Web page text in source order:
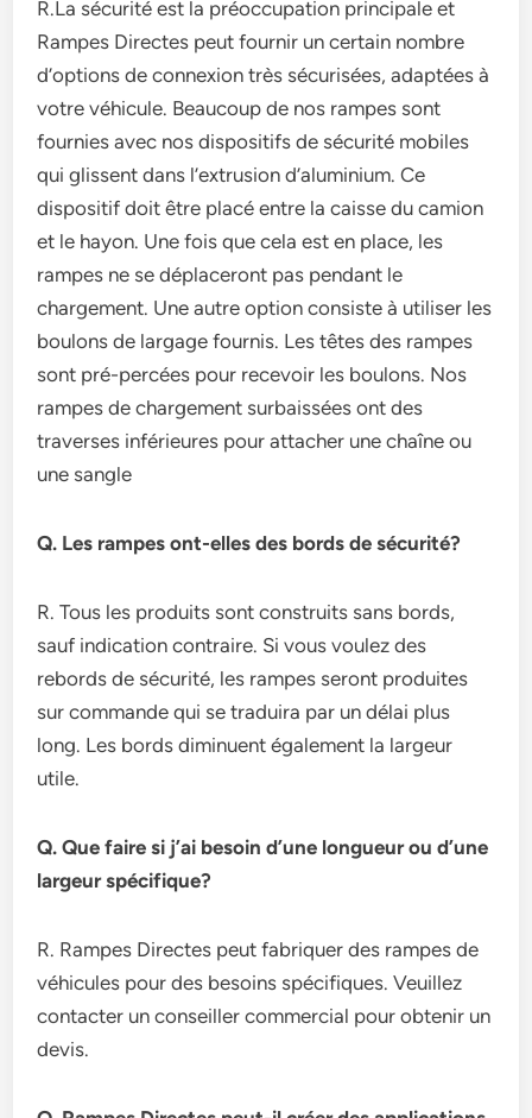
R.La sécurité est la préoccupation principale et
Rampes Directes peut fournir un certain nombre
d’options de connexion très sécurisées, adaptées à
votre véhicule. Beaucoup de nos rampes sont
fournies avec nos dispositifs de sécurité mobiles
qui glissent dans l’extrusion d’aluminium. Ce
dispositif doit être placé entre la caisse du camion
et le hayon. Une fois que cela est en place, les
rampes ne se déplaceront pas pendant le
chargement. Une autre option consiste à utiliser les
boulons de largage fournis. Les têtes des rampes
sont pré-percées pour recevoir les boulons. Nos
rampes de chargement surbaissées ont des
traverses inférieures pour attacher une chaîne ou
une sangle
Q. Les rampes ont-elles des bords de sécurité?
R. Tous les produits sont construits sans bords,
sauf indication contraire. Si vous voulez des
rebords de sécurité, les rampes seront produites
sur commande qui se traduira par un délai plus
long. Les bords diminuent également la largeur
utile.
Q. Que faire si j’ai besoin d’une longueur ou d’une
largeur spécifique?
R. Rampes Directes peut fabriquer des rampes de
véhicules pour des besoins spécifiques. Veuillez
contacter un conseiller commercial pour obtenir un
devis.